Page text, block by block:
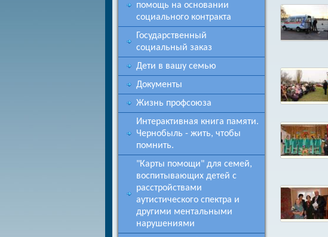
помощь на основании
социального контракта
Государственный
социальный заказ
Дети в вашу семью
Документы
Жизнь профсоюза
Интерактивная книга памяти.
Чернобыль - жить, чтобы
помнить.
"Карты помощи" для семей,
воспитывающих детей с
расстройствами
аутистического спектра и
другими ментальными
нарушениями